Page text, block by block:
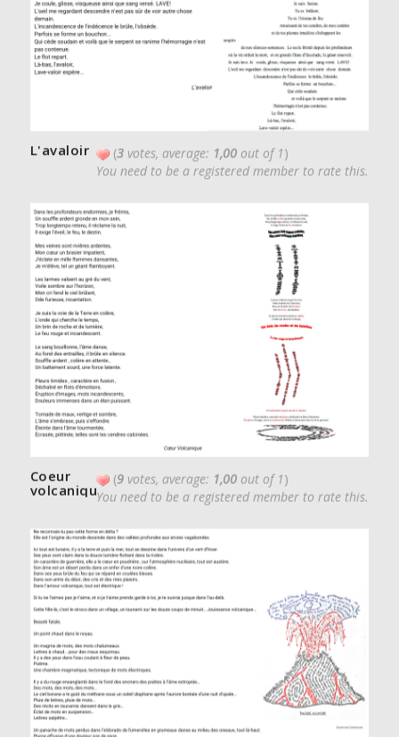
(3 votes, average: 1,00 out of 1)
You need to be a registered member to rate this.
L'avaloir
(9 votes, average: 1,00 out of 1)
You need to be a registered member to rate this.
Coeur
volcanique